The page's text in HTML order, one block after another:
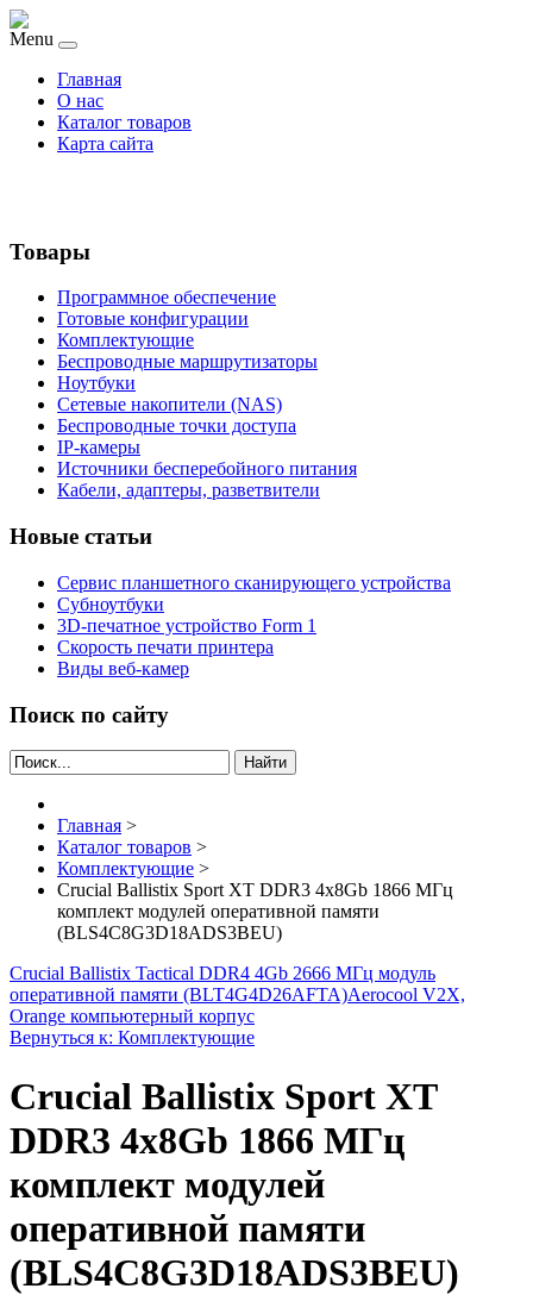
Menu
Главная
О нас
Каталог товаров
Карта сайта
Товары
Программное обеспечение
Готовые конфигурации
Комплектующие
Беспроводные маршрутизаторы
Ноутбуки
Сетевые накопители (NAS)
Беспроводные точки доступа
IP-камеры
Источники бесперебойного питания
Кабели, адаптеры, разветвители
Новые статьи
Сервис планшетного сканирующего устройства
Субноутбуки
3D-печатное устройство Form 1
Скорость печати принтера
Виды веб-камер
Поиск по сайту
Найти
Главная >
Каталог товаров >
Комплектующие >
Crucial Ballistix Sport XT DDR3 4x8Gb 1866 МГц
комплект модулей оперативной памяти
(BLS4C8G3D18ADS3BEU)
Crucial Ballistix Tactical DDR4 4Gb 2666 МГц модуль
оперативной памяти (BLT4G4D26AFTA)Aerocool V2X,
Orange компьютерный корпус
Вернуться к: Комплектующие
Crucial Ballistix Sport XT
DDR3 4x8Gb 1866 МГц
комплект модулей
оперативной памяти
(BLS4C8G3D18ADS3BEU)